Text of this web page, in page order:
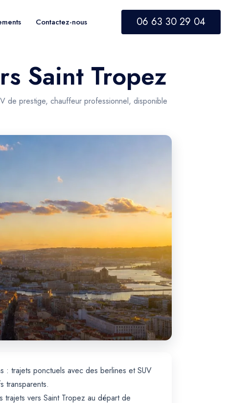
Contactez-nous 06 63 30 29 04
Saint Tropez
de prestige, chauffeur professionnel, disponible
: trajets ponctuels avec des berlines et SUV
transparents.
trajets vers Saint Tropez au départ de